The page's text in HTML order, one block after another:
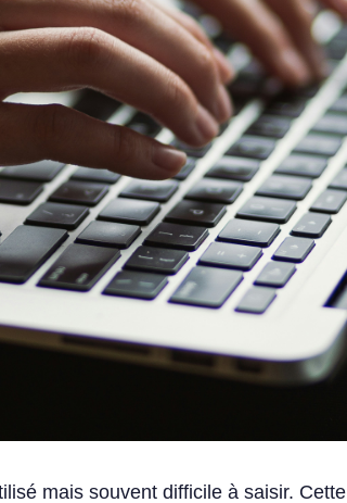
mais souvent difficile à saisir. Cette